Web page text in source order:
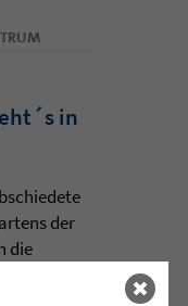
in
der
die